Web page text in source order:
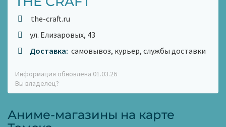
the-craft.ru
ул. Елизаровых, 43
Доставка: самовывоз, курьер, службы доставки
Информация обновлена 01.03.26
Вы владелец?
Аниме-магазины на карте